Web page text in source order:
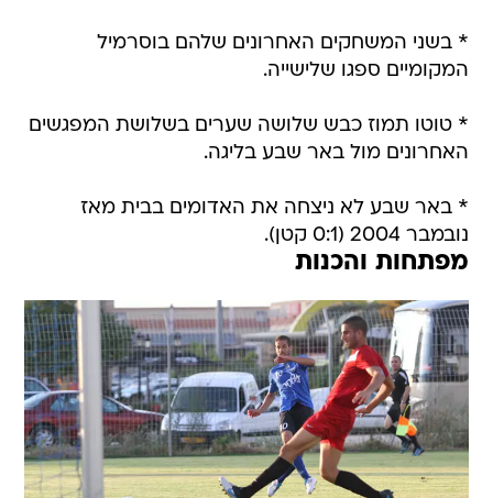
* בשני המשחקים האחרונים שלהם בוסרמיל
המקומיים ספגו שלישייה.
* טוטו תמוז כבש שלושה שערים בשלושת המפגשים
האחרונים מול באר שבע בליגה.
* באר שבע לא ניצחה את האדומים בבית מאז
נובמבר 2004 (0:1 קטן).
מפתחות והכנות